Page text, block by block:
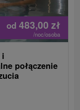
od 483,00 zł
/noc/osoba
i
połączenie